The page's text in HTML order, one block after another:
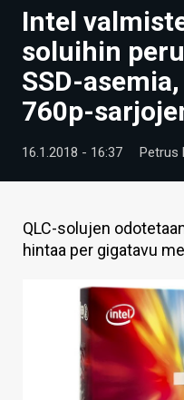
UUTISET
ARTIKKELIT
VIDEOT
TECHBBS
HINTA.FI
VAIHDA TEEMA
Intel
soluihin
SSD-
760p-
16.1.2018 - 16:37 Petrus
QLC-solujen
hintaa per gigatavu